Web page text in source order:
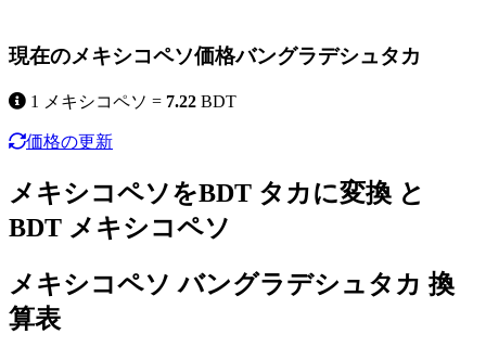
現在のメキシコペソ価格バングラデシュタカ
1 メキシコペソ = 7.22 BDT
価格の更新
メキシコペソをBDT タカに変換 と
BDT メキシコペソ
メキシコペソ バングラデシュタカ 換
算表